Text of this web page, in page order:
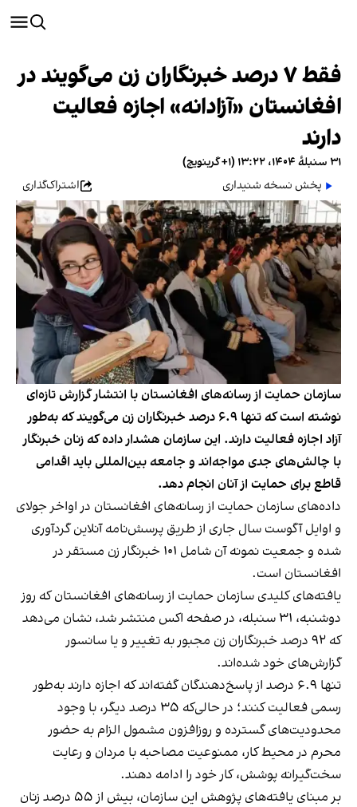
فقط ۷ درصد خبرنگاران زن می‌گویند در
افغانستان «آزادانه» اجازه فعالیت
دارند
۳۱ سنبلهٔ ۱۴۰۴، ۱۳:۲۲ (‎+۱ گرینویچ)
پخش نسخه شنیداری
اشتراک‌گذاری
سازمان حمایت از رسانه‌های افغانستان با انتشار گزارش تازه‌ای
نوشته است که تنها ۶.۹ درصد خبرنگاران زن می‌گویند که به‌طور
آزاد اجازه فعالیت دارند. این سازمان هشدار داده که زنان خبرنگار
با چالش‌های جدی مواجه‌اند و جامعه بین‌المللی باید اقدامی
قاطع برای حمایت از آنان انجام دهد.
داده‌های سازمان حمایت از رسانه‌های افغانستان در اواخر جولای
و اوایل آگوست سال جاری از طریق پرسش‌نامه آنلاین گردآوری
شده و جمعیت نمونه آن شامل ۱۰۱ خبرنگار زن مستقر در
افغانستان است.
یافته‌های کلیدی سازمان حمایت از رسانه‌های افغانستان که روز
دوشنبه، ۳۱ سنبله، در صفحه اکس منتشر شد، نشان می‌دهد
که ۹۲ درصد خبرنگاران زن مجبور به تغییر و یا سانسور
گزارش‌های خود شده‌اند.
تنها ۶.۹ درصد از پاسخ‌دهندگان گفته‌اند که اجازه دارند به‌طور
رسمی فعالیت کنند؛ در حالی‌که ۳۵ درصد دیگر، با وجود
محدودیت‌های گسترده و روزافزون مشمول الزام به حضور
محرم در محیط کار، ممنوعیت مصاحبه با مردان و رعایت
سخت‌گیرانه‌ پوشش، کار خود را ادامه دهند.
بر مبنای یافته‌های پژوهش این سازمان، بیش از ۵۵ درصد زنان